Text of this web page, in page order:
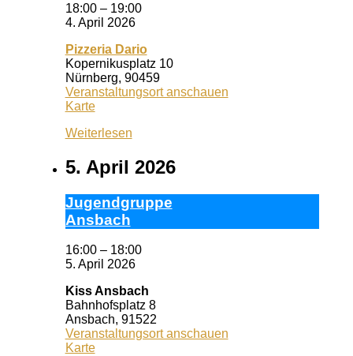
18:00 – 19:00
4. April 2026
Pizzeria Dario
Kopernikusplatz 10
Nürnberg, 90459
Veranstaltungsort anschauen
KartePizzeria
Weiterlesen
5. April 2026
Ju­gend­grup­pe
Ans­bach
16:00 – 18:00
5. April 2026
Kiss Ansbach
Bahnhofsplatz 8
Ansbach, 91522
Veranstaltungsort anschauen
KarteKiss